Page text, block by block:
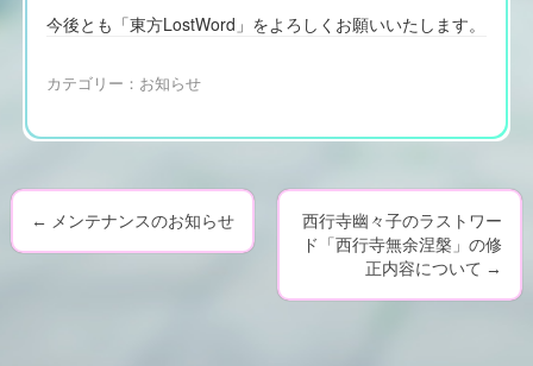
今後とも「東方LostWord」をよろしくお願いいたします。
カテゴリー： お知らせ
P
← メンテナンスのお知らせ
西行寺幽々子のラストワー
ド「西行寺無余涅槃」の修
正内容について →